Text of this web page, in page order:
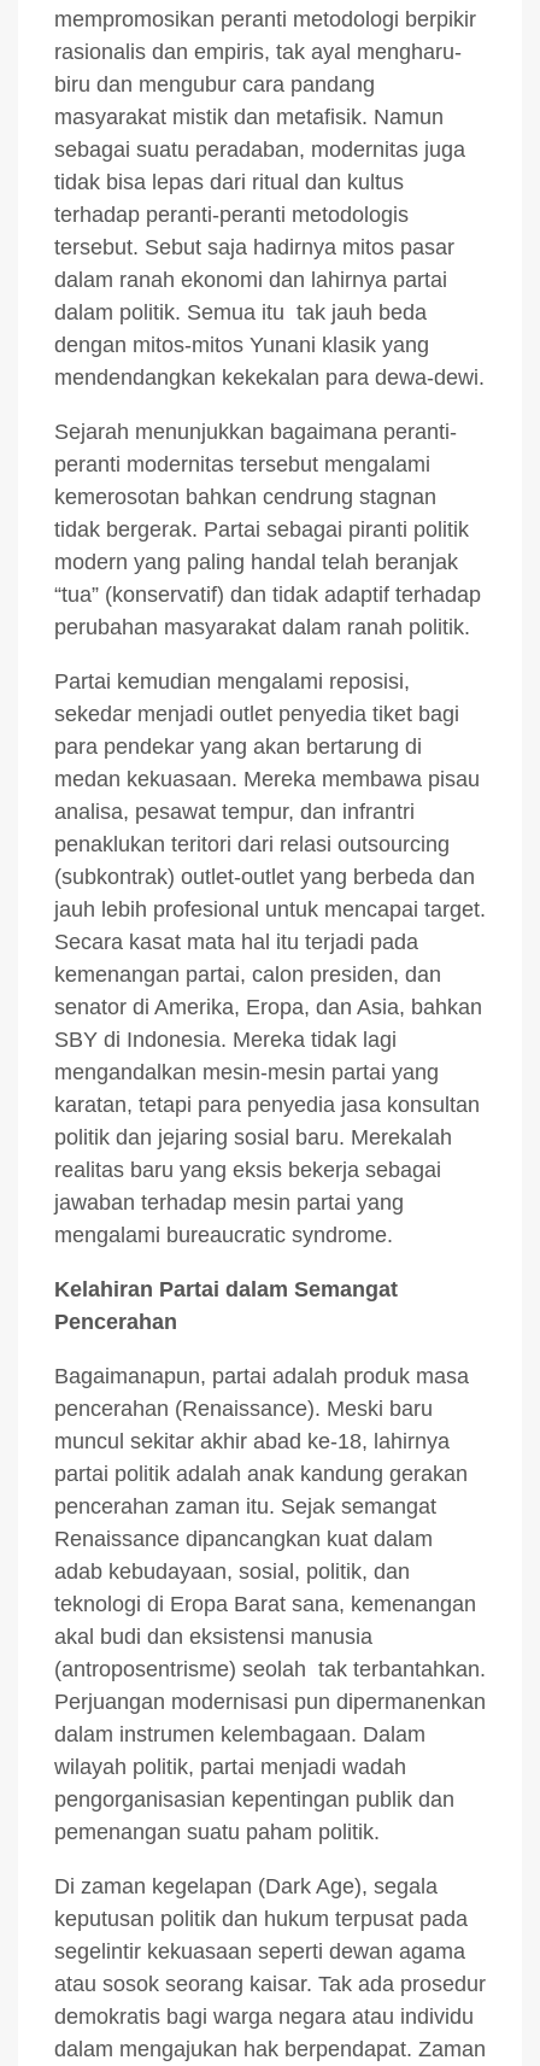
mempromosikan peranti metodologi berpikir
rasionalis dan empiris, tak ayal mengharu-
biru dan mengubur cara pandang
masyarakat mistik dan metafisik. Namun
sebagai suatu peradaban, modernitas juga
tidak bisa lepas dari ritual dan kultus
terhadap peranti-peranti metodologis
tersebut. Sebut saja hadirnya mitos pasar
dalam ranah ekonomi dan lahirnya partai
dalam politik. Semua itu tak jauh beda
dengan mitos-mitos Yunani klasik yang
mendendangkan kekekalan para dewa-dewi.
Sejarah menunjukkan bagaimana peranti-
peranti modernitas tersebut mengalami
kemerosotan bahkan cendrung stagnan
tidak bergerak. Partai sebagai piranti politik
modern yang paling handal telah beranjak
“tua” (konservatif) dan tidak adaptif terhadap
perubahan masyarakat dalam ranah politik.
Partai kemudian mengalami reposisi,
sekedar menjadi outlet penyedia tiket bagi
para pendekar yang akan bertarung di
medan kekuasaan. Mereka membawa pisau
analisa, pesawat tempur, dan infrantri
penaklukan teritori dari relasi outsourcing
(subkontrak) outlet-outlet yang berbeda dan
jauh lebih profesional untuk mencapai target.
Secara kasat mata hal itu terjadi pada
kemenangan partai, calon presiden, dan
senator di Amerika, Eropa, dan Asia, bahkan
SBY di Indonesia. Mereka tidak lagi
mengandalkan mesin-mesin partai yang
karatan, tetapi para penyedia jasa konsultan
politik dan jejaring sosial baru. Merekalah
realitas baru yang eksis bekerja sebagai
jawaban terhadap mesin partai yang
mengalami bureaucratic syndrome.
Kelahiran Partai dalam Semangat
Pencerahan
Bagaimanapun, partai adalah produk masa
pencerahan (Renaissance). Meski baru
muncul sekitar akhir abad ke-18, lahirnya
partai politik adalah anak kandung gerakan
pencerahan zaman itu. Sejak semangat
Renaissance dipancangkan kuat dalam
adab kebudayaan, sosial, politik, dan
teknologi di Eropa Barat sana, kemenangan
akal budi dan eksistensi manusia
(antroposentrisme) seolah tak terbantahkan.
Perjuangan modernisasi pun dipermanenkan
dalam instrumen kelembagaan. Dalam
wilayah politik, partai menjadi wadah
pengorganisasian kepentingan publik dan
pemenangan suatu paham politik.
Di zaman kegelapan (Dark Age), segala
keputusan politik dan hukum terpusat pada
segelintir kekuasaan seperti dewan agama
atau sosok seorang kaisar. Tak ada prosedur
demokratis bagi warga negara atau individu
dalam mengajukan hak berpendapat. Zaman